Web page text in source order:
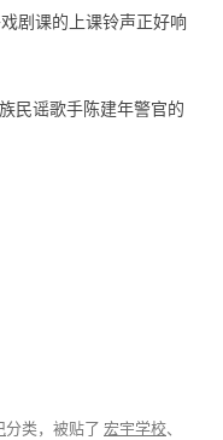
剧课的上课铃声正好响
民谣歌手陈建年警官的
分类，被贴了 宏宇学校、